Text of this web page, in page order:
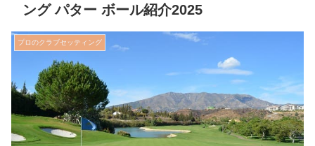
ング パター ボール紹介2025
プロのクラブセッティング